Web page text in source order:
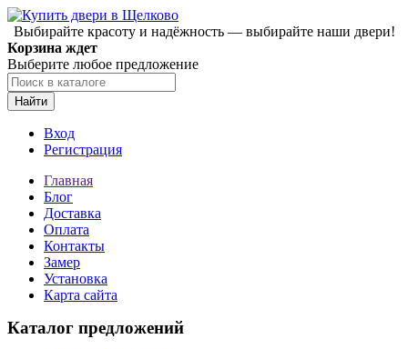
Выбирайте красоту и надёжность — выбирайте наши двери!
Корзина ждет
Выберите любое предложение
Найти
Вход
Регистрация
Главная
Блог
Доставка
Оплата
Контакты
Замер
Установка
Карта сайта
Каталог предложений